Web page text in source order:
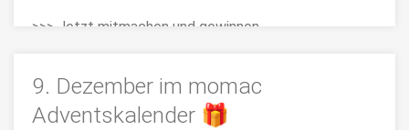
>>> Jetzt mitmachen und gewinnen
9. Dezember im momac
Adventskalender 🎁